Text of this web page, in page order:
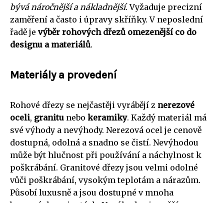
bývá náročnější a nákladnější. Vyžaduje precizní
zaměření a často i úpravy skříňky. V neposlední
řadě je výběr rohových dřezů omezenější co do
designu a materiálů.
Materiály a provedení
Rohové dřezy se nejčastěji vyrábějí z nerezové
oceli, granitu nebo keramiky. Každý materiál má
své výhody a nevýhody. Nerezová ocel je cenově
dostupná, odolná a snadno se čistí. Nevýhodou
může být hlučnost při používání a náchylnost k
poškrábání. Granitové dřezy jsou velmi odolné
vůči poškrábání, vysokým teplotám a nárazům.
Působí luxusně a jsou dostupné v mnoha